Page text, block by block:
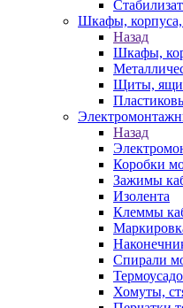
Шкафы,
Назад
Шкафы,
Щиты,
Назад
Коробки
Зажимы
Изолента
Клеммы
Спирали
Хомуты,